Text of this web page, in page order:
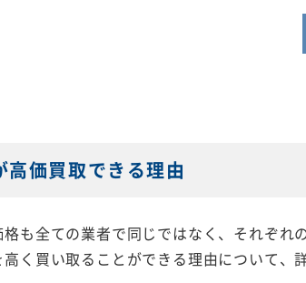
高価買取できる理由
も全ての業者で同じではなく、それぞれ
く買い取ることができる理由について、